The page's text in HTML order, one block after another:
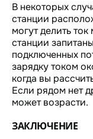
В некоторых
станции
могут делить
станции
подключенных
зарядку током
когда вы
Если рядом нет
может возрасти.
ЗАКЛЮЧЕНИЕ